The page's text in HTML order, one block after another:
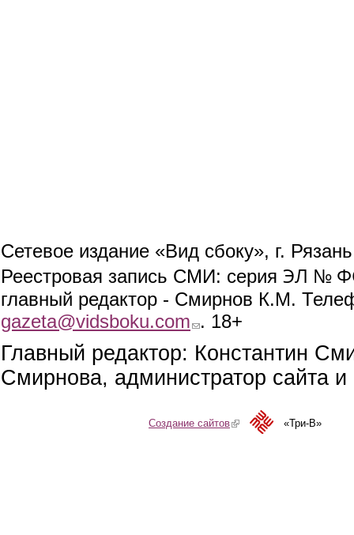
Сетевое издание «Вид сбоку», г.
Реестровая запись СМИ: серия ЭЛ №
главный редактор - Смирнов К.М.
gazeta@vidsboku.com (link sends e-mail)
. 18+
Главный редактор: Константин
Смирнова, администратор сайта
Создание сайтов(link is external)«Три-В»